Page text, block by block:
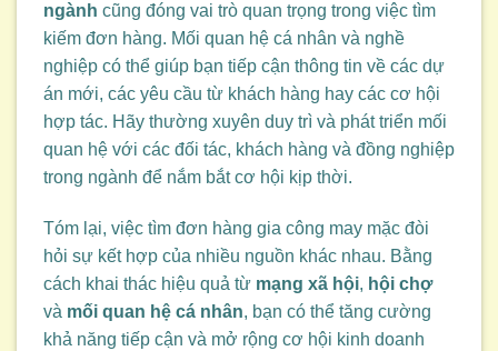
ngành cũng đóng vai trò quan trọng trong việc tìm
kiếm đơn hàng. Mối quan hệ cá nhân và nghề
nghiệp có thể giúp bạn tiếp cận thông tin về các dự
án mới, các yêu cầu từ khách hàng hay các cơ hội
hợp tác. Hãy thường xuyên duy trì và phát triển mối
quan hệ với các đối tác, khách hàng và đồng nghiệp
trong ngành để nắm bắt cơ hội kịp thời.
Tóm lại, việc tìm đơn hàng gia công may mặc đòi
hỏi sự kết hợp của nhiều nguồn khác nhau. Bằng
cách khai thác hiệu quả từ mạng xã hội, hội chợ
và mối quan hệ cá nhân, bạn có thể tăng cường
khả năng tiếp cận và mở rộng cơ hội kinh doanh